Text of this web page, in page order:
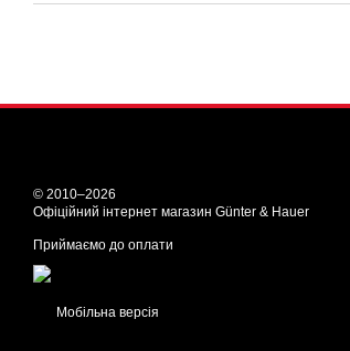
© 2010–2026
Офіційний інтернет магазин Günter & Hauer
Приймаємо до оплати
Мобільна версія